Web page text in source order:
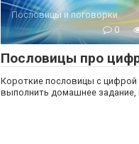
Пословицы и поговорки
0
Пословицы про
Короткие пословицы с цифрой
выполнить домашнее